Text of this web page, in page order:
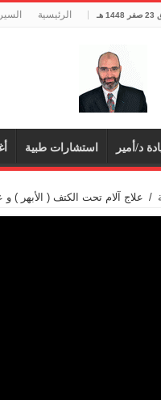
الرئيسية
د/أمير استشارات طبية
/ علاج آلام تحت الكتف ( الأبهر )